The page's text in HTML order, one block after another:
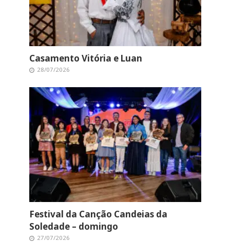
Casamento Vitória e Luan
28/07/2026
Festival da Canção Candeias da
Soledade – domingo
27/07/2026